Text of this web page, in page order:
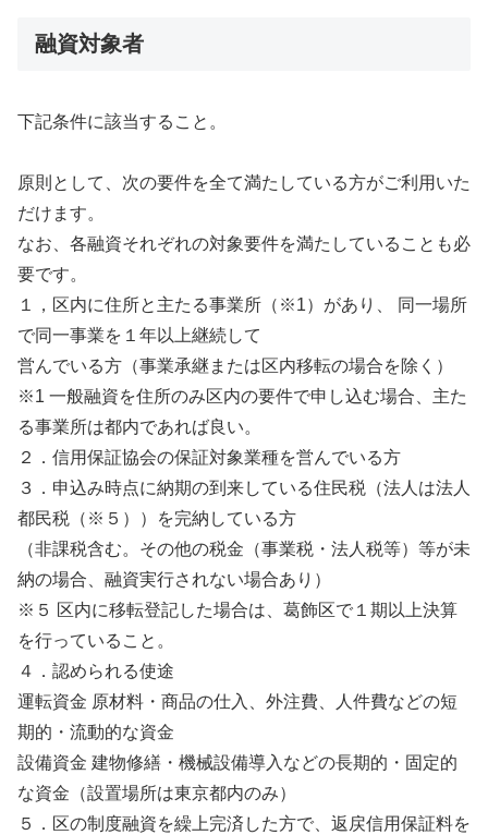
融資対象者
下記条件に該当すること。
原則として、次の要件を全て満たしている方がご利用いた
だけます。
なお、各融資それぞれの対象要件を満たしていることも必
要です。
１，区内に住所と主たる事業所（※1）があり、 同一場所
で同一事業を１年以上継続して
営んでいる方（事業承継または区内移転の場合を除く）
※1 一般融資を住所のみ区内の要件で申し込む場合、主た
る事業所は都内であれば良い。
２．信用保証協会の保証対象業種を営んでいる方
３．申込み時点に納期の到来している住民税（法人は法人
都民税（※５））を完納している方
（非課税含む。その他の税金（事業税・法人税等）等が未
納の場合、融資実行されない場合あり）
※５ 区内に移転登記した場合は、葛飾区で１期以上決算
を行っていること。
４．認められる使途
運転資金 原材料・商品の仕入、外注費、人件費などの短
期的・流動的な資金
設備資金 建物修繕・機械設備導入などの長期的・固定的
な資金（設置場所は東京都内のみ）
５．区の制度融資を繰上完済した方で、返戻信用保証料を